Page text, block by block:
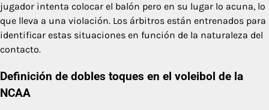
jugador intenta colocar el balón pero en su lugar lo acuna, lo
que lleva a una violación. Los árbitros están entrenados para
identificar estas situaciones en función de la naturaleza del
contacto.
Definición de dobles toques en el voleibol de la
NCAA